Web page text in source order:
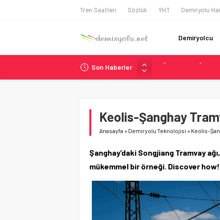
Tren Saatleri Sözlük YHT Demiryolu
Demiryolcu
Son Haberler
ÖBB ve RFI’dan
Madrid Atocha’da
İngiltere
Keolis-Şanghay
Anasayfa » Demiryolu Teknolojisi » Keolis-
Şanghay’daki Songjiang Tramvay
mükemmel bir örneği. Discover how!